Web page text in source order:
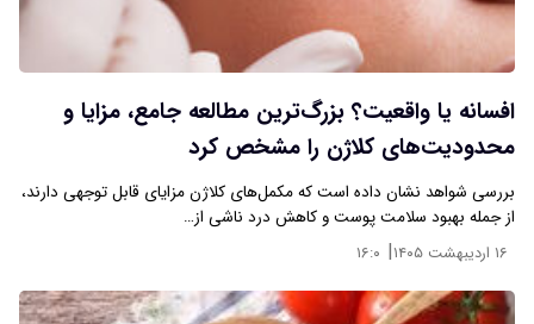
افسانه یا واقعیت؟ بزرگ‌ترین مطالعه جامع، مزایا و
محدودیت‌های کلاژن را مشخص کرد
بررسی شواهد نشان داده است که مکمل‌های کلاژن مزایای قابل توجهی دارند،
از جمله بهبود سلامت پوست و کاهش درد ناشی از…
۱۶ اردیبهشت ۱۴۰۵ | ۱۶:۰